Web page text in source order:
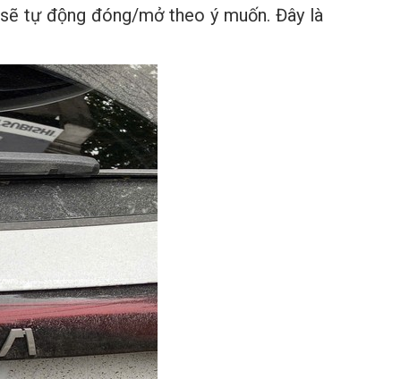
tự động đóng/mở theo ý muốn. Đây là